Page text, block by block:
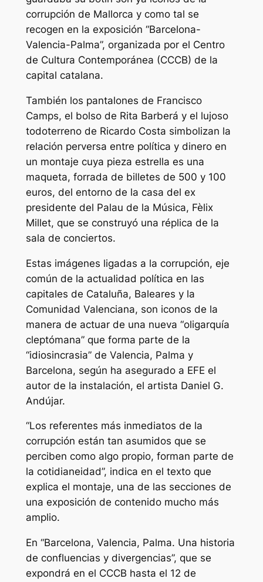
corrupción de Mallorca y como tal se
recogen en la exposición “Barcelona-
Valencia-Palma”, organizada por el Centro
de Cultura Contemporánea (CCCB) de la
capital catalana.
También los pantalones de Francisco
Camps, el bolso de Rita Barberá y el lujoso
todoterreno de Ricardo Costa simbolizan la
relación perversa entre política y dinero en
un montaje cuya pieza estrella es una
maqueta, forrada de billetes de 500 y 100
euros, del entorno de la casa del ex
presidente del Palau de la Música, Fèlix
Millet, que se construyó una réplica de la
sala de conciertos.
Estas imágenes ligadas a la corrupción, eje
común de la actualidad política en las
capitales de Cataluña, Baleares y la
Comunidad Valenciana, son iconos de la
manera de actuar de una nueva “oligarquía
cleptómana” que forma parte de la
“idiosincrasia” de Valencia, Palma y
Barcelona, según ha asegurado a EFE el
autor de la instalación, el artista Daniel G.
Andújar.
“Los referentes más inmediatos de la
corrupción están tan asumidos que se
perciben como algo propio, forman parte de
la cotidianeidad”, indica en el texto que
explica el montaje, una de las secciones de
una exposición de contenido mucho más
amplio.
En “Barcelona, Valencia, Palma. Una historia
de confluencias y divergencias”, que se
expondrá en el CCCB hasta el 12 de